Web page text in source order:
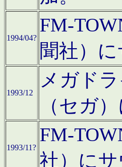
1994/04?
FM-
聞社）
1993/12
メガド
（セガ
1993/11?
FM-
社）に